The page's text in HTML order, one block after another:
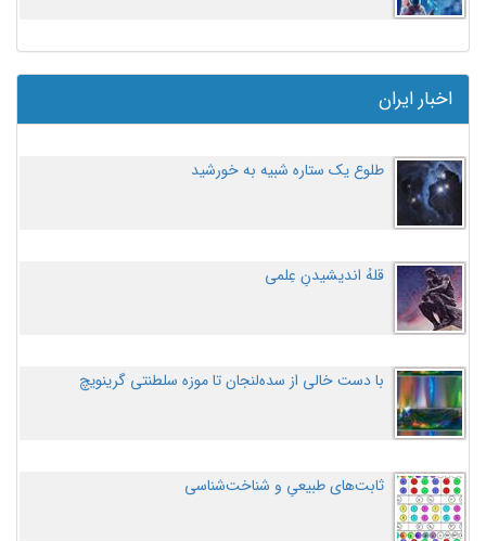
اخبار ایران
طلوع یک ستاره شبیه به خورشید
قلهُ اندیشیدنِ عِلمی
با دست خالی از سده‌لنجان تا موزه سلطنتی گرینویچ
ثابت‌های طبیعیِ و شناخت‌شناسی